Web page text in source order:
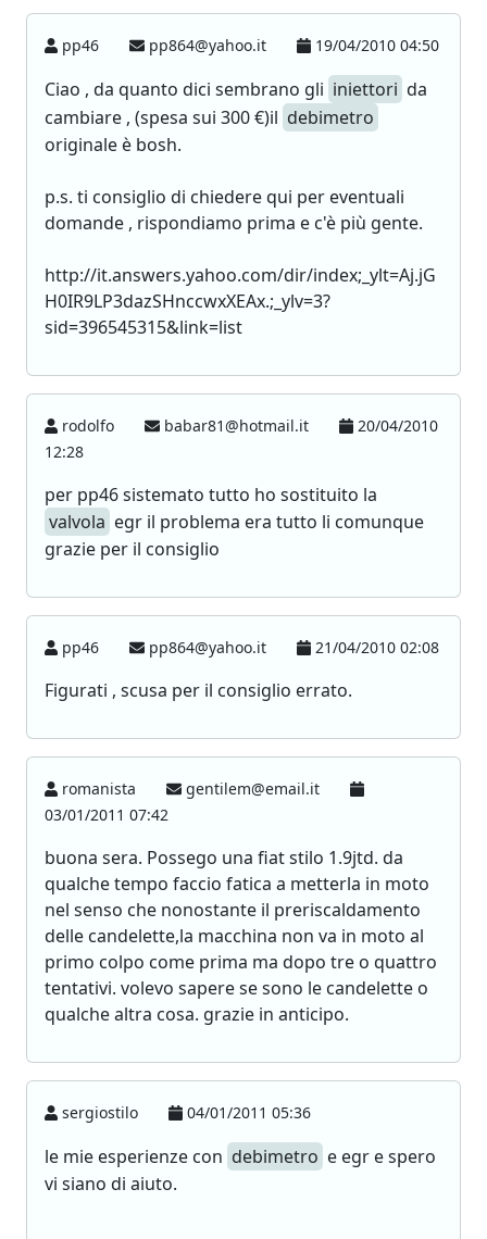
pp46 pp864@yahoo.it 19/04/2010 04:50
Ciao , da quanto dici sembrano gli iniettori da
cambiare , (spesa sui 300 €)il debimetro
originale è bosh.
p.s. ti consiglio di chiedere qui per eventuali
domande , rispondiamo prima e c'è più gente.
http://it.answers.yahoo.com/dir/index;_ylt=Aj.jG
H0IR9LP3dazSHnccwxXEAx.;_ylv=3?
sid=396545315&link=list
rodolfo babar81@hotmail.it
20/04/2010
12:28
per pp46 sistemato tutto ho sostituito la
valvola egr il problema era tutto li comunque
grazie per il consiglio
pp46 pp864@yahoo.it 21/04/2010 02:08
Figurati , scusa per il consiglio errato.
romanista
gentilem@email.it
03/01/2011 07:42
buona sera. Possego una fiat stilo 1.9jtd. da
qualche tempo faccio fatica a metterla in moto
nel senso che nonostante il preriscaldamento
delle candelette,la macchina non va in moto al
primo colpo come prima ma dopo tre o quattro
tentativi. volevo sapere se sono le candelette o
qualche altra cosa. grazie in anticipo.
sergiostilo 04/01/2011 05:36
le mie esperienze con debimetro e egr e spero
vi siano di aiuto.